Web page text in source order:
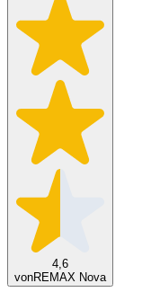
4,6
vonREMAX Nova